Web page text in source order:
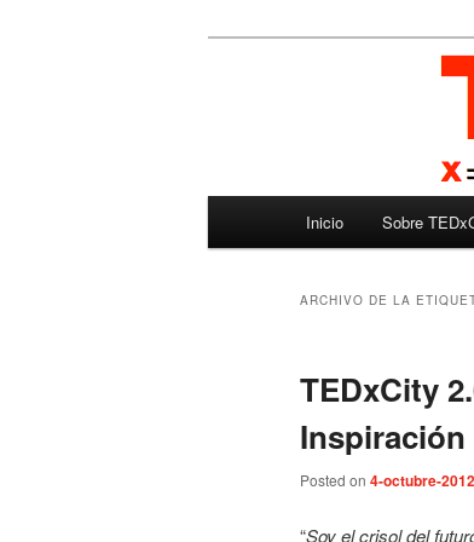
Madrid – España –
Inicio Sobre
ARCHIVO DE LA
TEDxCity
Posted on 4-octubre-2012
“Soy el crisol del